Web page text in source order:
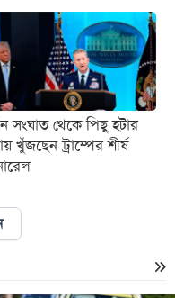
সংঘাত থেকে পিছু হটার
খুঁজছেন ট্রাম্পের শীর্ষ